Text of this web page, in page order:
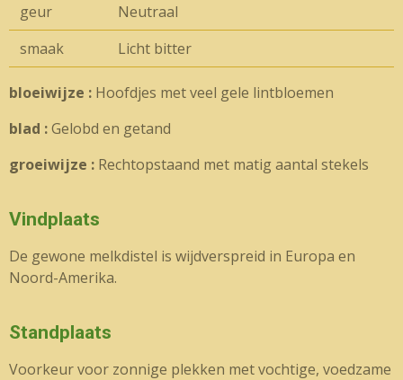
geur
Neutraal
smaak
Licht bitter
bloeiwijze : Hoofdjes met veel gele lintbloemen
blad :Gelobd en getand
groeiwijze : Rechtopstaand met matig aantal stekels
Vindplaats
De gewone melkdistel is wijdverspreid in Europa en
Noord-Amerika.
Standplaats
Voorkeur voor zonnige plekken met vochtige, voedzame